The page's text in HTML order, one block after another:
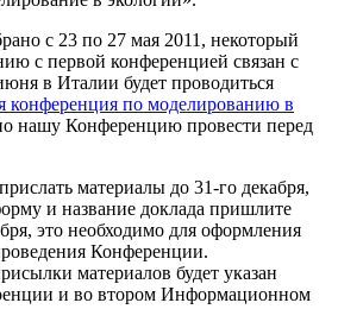
с 23 по 27 мая 2011, некоторый
с первой конференцией связан с
в Италии будет проводиться
конференция по моделированию в
нашу Конференцию провести перед
материалы до 31-го декабря,
и название доклада пришлите
это необходимо для оформления
Конференции.
материалов будет указан
и во втором Информационном